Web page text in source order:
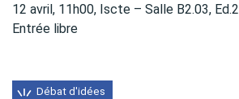
12 avril, 11h00, Iscte – Salle B2.03, Ed.2
Entrée libre
Débat d'idées